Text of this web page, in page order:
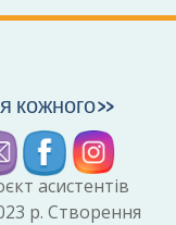
кожного»
асистентів
р. Створення